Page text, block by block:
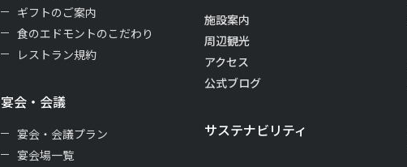
ギフトのご案内
食のエドモントのこだわり
レストラン規約
宴会・会議
宴会・会議プラン
宴会場一覧
施設案内
周辺観光
アクセス
公式ブログ
サステナビリティ